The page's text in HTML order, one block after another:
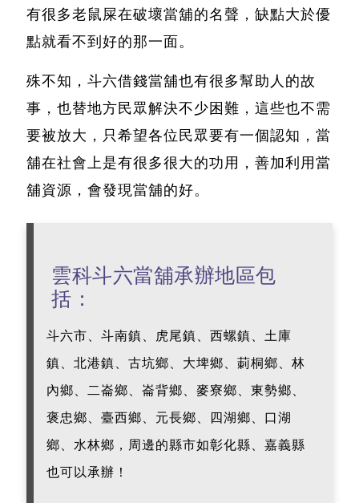
有很多老鼠屎在破壞當舖的名聲，缺點大於優
點就看不到好的那一面。
殊不知， 斗六借錢當舖也有很多幫助人的故
事，也替地方民眾解決不少困難，這些也不需
要被放大，只希望各位民眾要有一個認知，當
舖在社會上是有很多很大的功用，善加利用當
舖資源，會發現當舖的好。
雲科斗六當舖承辦地區包
括：
斗六市、斗南鎮、虎尾鎮、西螺鎮、土庫
鎮、北港鎮、古坑鄉、大埤鄉、莿桐鄉、林
內鄉、二崙鄉、崙背鄉、麥寮鄉、東勢鄉、
褒忠鄉、臺西鄉、元長鄉、四湖鄉、口湖
鄉、水林鄉，周邊的縣市如彰化縣、嘉義縣
也可以承辦！